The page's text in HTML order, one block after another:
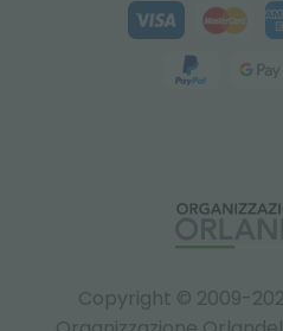
Copyright © 2009-